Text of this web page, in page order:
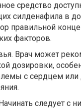
средство
силденафила в
правильной
факторов.
Врач может
дозировки,
с сердцем или
следует с